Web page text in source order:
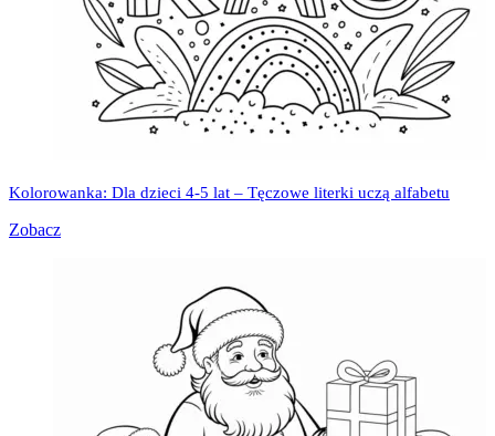
Kolorowanka: Dla dzieci 4-5 lat – Tęczowe literki uczą alfabetu
Zobacz